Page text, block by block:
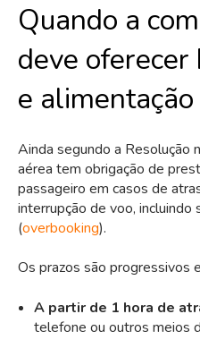
Quando a
deve
e alimentação
Ainda segundo a Resolução
aérea tem obrigação de
passageiro em casos de
interrupção de voo,
(overbooking).
Os prazos são progressivos
A partir de 1 hora de
telefone ou outros meios